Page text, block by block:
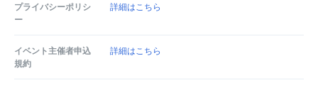
プライバシーポリシ
ー
詳細はこちら
イベント主催者申込
規約
詳細はこちら